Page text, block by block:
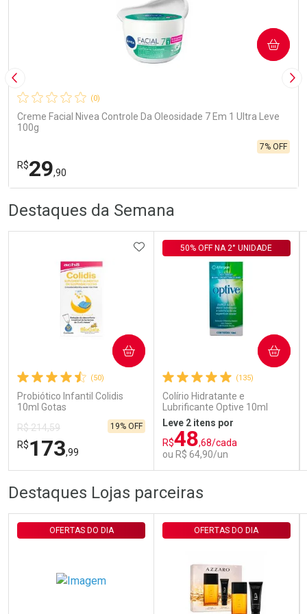
Imagem Anterior
(0)
Creme Facial Nivea Controle Da Oleosidade 7 Em 1 Ultra Leve
100g
R$29,90
7% OFF
COMPRAR
Laboratório
Comprar sem Desconto
Por R$ 29,90/cada
Por Menos
Comprar sem Desconto
Por R$ 29,90/cada
Destaques da Semana
(50)
Probiótico Infantil Colidis
10ml Gotas
R$ 214,59
R$173,99
19% OFF
ADICIONAR AOS FAVORITOS
COMPRAR
FECHAR
Laboratório
FECHAR
Por Menos
(135)
Colírio Hidratante e
Lubrificante Optive 10ml
50% OFF NA 2° UNIDADE
Leve 2 itens por
R$48,68/cada
ou R$ 64,90/un
COMPRAR
Por Menos
Destaques Lojas parceiras
OFERTAS DO DIA OFERTAS DO DIA